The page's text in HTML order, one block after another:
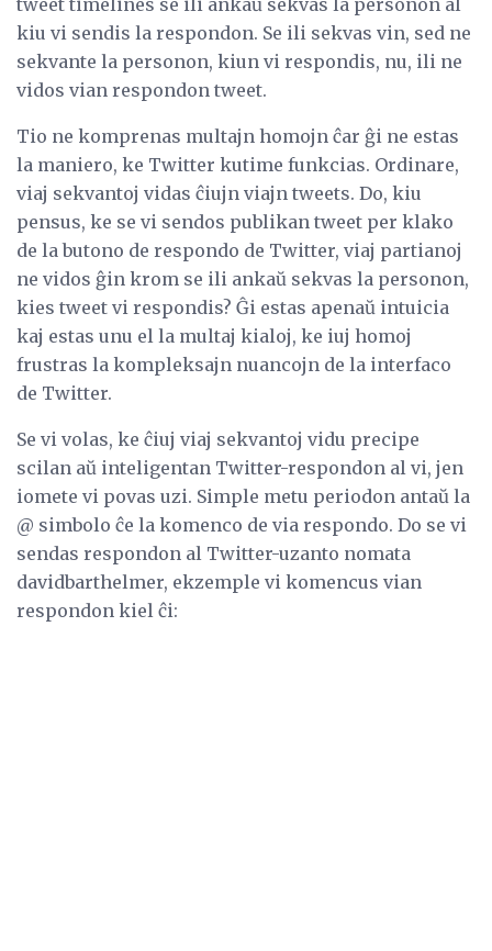
tweet timelines se ili ankaŭ sekvas la personon al
kiu vi sendis la respondon. Se ili sekvas vin, sed ne
sekvante la personon, kiun vi respondis, nu, ili ne
vidos vian respondon tweet.
Tio ne komprenas multajn homojn ĉar ĝi ne estas
la maniero, ke Twitter kutime funkcias. Ordinare,
viaj sekvantoj vidas ĉiujn viajn tweets. Do, kiu
pensus, ke se vi sendos publikan tweet per klako
de la butono de respondo de Twitter, viaj partianoj
ne vidos ĝin krom se ili ankaŭ sekvas la personon,
kies tweet vi respondis? Ĝi estas apenaŭ intuicia
kaj estas unu el la multaj kialoj, ke iuj homoj
frustras la kompleksajn nuancojn de la interfaco
de Twitter.
Se vi volas, ke ĉiuj viaj sekvantoj vidu precipe
scilan aŭ inteligentan Twitter-respondon al vi, jen
iomete vi povas uzi. Simple metu periodon antaŭ la
@ simbolo ĉe la komenco de via respondo. Do se vi
sendas respondon al Twitter-uzanto nomata
davidbarthelmer, ekzemple vi komencus vian
respondon kiel ĉi: